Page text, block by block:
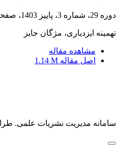
دوره 29، شماره 3، پاییز 1403، صفحه
تهمینه ایزدیاری، مژگان جایز
مشاهده مقاله
اصل مقاله 1.14 M
سامانه مدیریت نشریات علمی.